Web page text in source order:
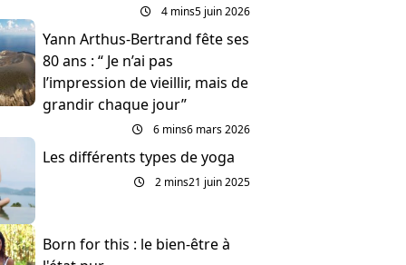
4 mins5 juin 2026
Yann Arthus-Bertrand fête ses
80 ans : “ Je n’ai pas
l’impression de vieillir, mais de
grandir chaque jour”
6 mins6 mars 2026
Les différents types de yoga
2 mins21 juin 2025
Born for this : le bien-être à